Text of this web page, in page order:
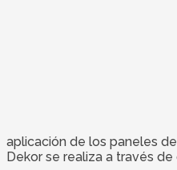
aplicación de los paneles
Dekor se realiza a través